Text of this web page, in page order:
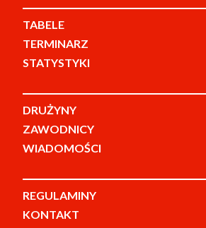
TABELE
TERMINARZ
STATYSTYKI
DRUŻYNY
ZAWODNICY
WIADOMOŚCI
REGULAMINY
KONTAKT